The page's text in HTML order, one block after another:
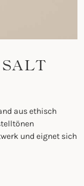
aus ethisch
und eignet sich